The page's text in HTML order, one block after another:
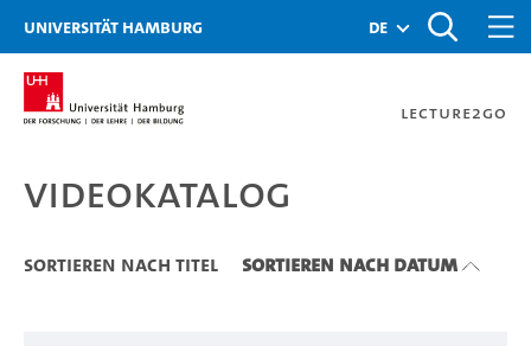
Zu den Filtern
Zur Metanavigation
Zur Hauptnavigation
Zur Suche
Zum Inhalt
Zum Seitenfuss
Universität Hamburg de
Lecture2Go
Videokatalog
Videokatalog
Sortieren nach Titel Sortieren nach Datum